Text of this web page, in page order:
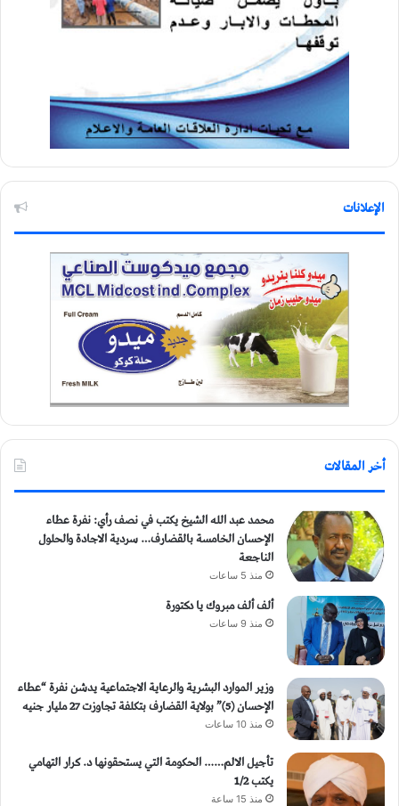
الإعلانات
أخر المقالات
محمد عبد الله الشيخ يكتب في نصف رأي: نفرة عطاء
الإحسان الخامسة بالقضارف… سردية الاجادة والحلول
الناجعة
منذ 5 ساعات
ألف ألف مبروك يا دكتورة
منذ 9 ساعات
وزير الموارد البشرية والرعاية الاجتماعية يدشن نفرة “عطاء
الإحسان (5)” بولاية القضارف بتكلفة تجاوزت 27 مليار جنيه
منذ 10 ساعات
تأجيل الالم…… الحكومة التي يستحقونها د. كرار التهامي
يكتب 1/2
منذ 15 ساعة